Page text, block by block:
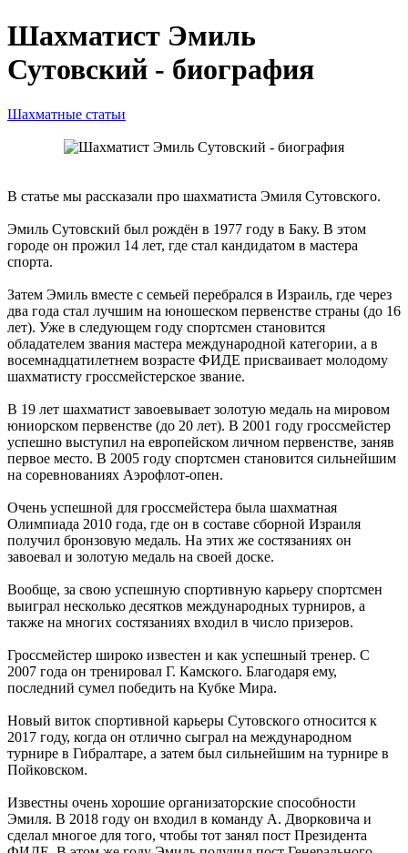
Шахматист Эмиль
Сутовский - биография
Шахматные статьи
В статье мы рассказали про шахматиста Эмиля Сутовского.
Эмиль Сутовский был рождён в 1977 году в Баку. В этом
городе он прожил 14 лет, где стал кандидатом в мастера
спорта.
Затем Эмиль вместе с семьей перебрался в Израиль, где через
два года стал лучшим на юношеском первенстве страны (до 16
лет). Уже в следующем году спортсмен становится
обладателем звания мастера международной категории, а в
восемнадцатилетнем возрасте ФИДЕ присваивает молодому
шахматисту гроссмейстерское звание.
В 19 лет шахматист завоевывает золотую медаль на мировом
юниорском первенстве (до 20 лет). В 2001 году гроссмейстер
успешно выступил на европейском личном первенстве, заняв
первое место. В 2005 году спортсмен становится сильнейшим
на соревнованиях Аэрофлот-опен.
Очень успешной для гроссмейстера была шахматная
Олимпиада 2010 года, где он в составе сборной Израиля
получил бронзовую медаль. На этих же состязаниях он
завоевал и золотую медаль на своей доске.
Вообще, за свою успешную спортивную карьеру спортсмен
выиграл несколько десятков международных турниров, а
также на многих состязаниях входил в число призеров.
Гроссмейстер широко известен и как успешный тренер. С
2007 года он тренировал Г. Камского. Благодаря ему,
последний сумел победить на Кубке Мира.
Новый виток спортивной карьеры Сутовского относится к
2017 году, когда он отлично сыграл на международном
турнире в Гибралтаре, а затем был сильнейшим на турнире в
Пойковском.
Известны очень хорошие организаторские способности
Эмиля. В 2018 году он входил в команду А. Дворковича и
сделал многое для того, чтобы тот занял пост Президента